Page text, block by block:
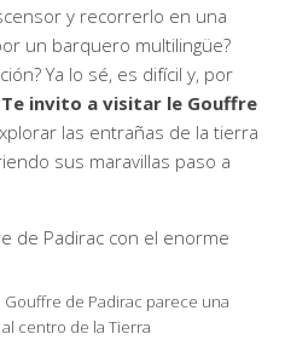
y recorrerlo en una
un barquero multilingüe?
Ya lo sé, es difícil y, por
Te invito a visitar le Gouffre
las entrañas de la tierra
sus maravillas paso a
de Padirac parece una
centro de la Tierra